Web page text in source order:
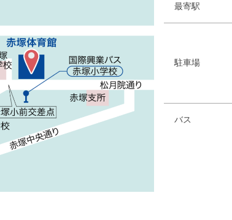
最寄駅
駐車場
バス